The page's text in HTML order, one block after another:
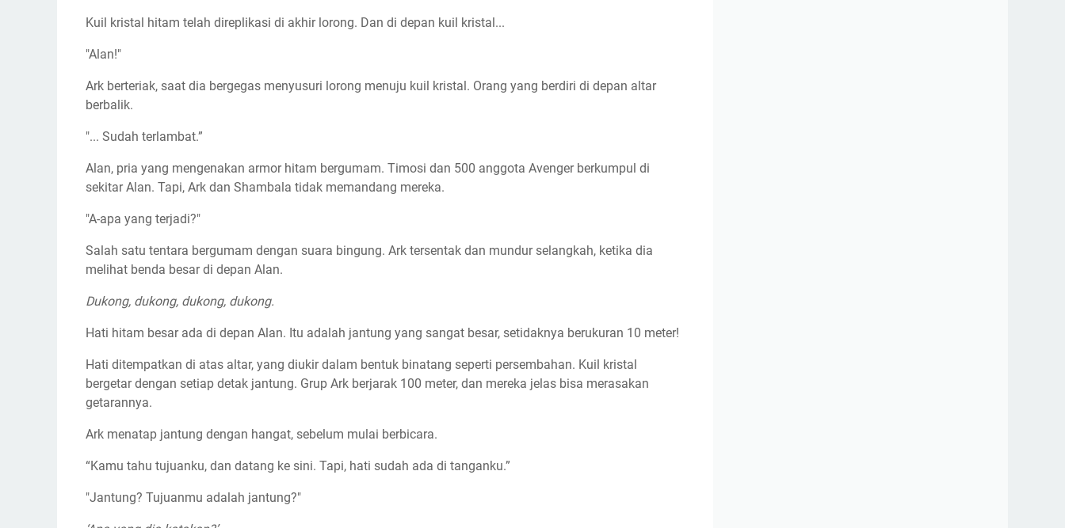
Kuil kristal hitam telah direplikasi di akhir lorong. Dan di depan kuil kristal...
"Alan!"
Ark berteriak, saat dia bergegas menyusuri lorong menuju kuil kristal. Orang yang berdiri di depan altar
berbalik.
"... Sudah terlambat.”
Alan, pria yang mengenakan armor hitam bergumam. Timosi dan 500 anggota Avenger berkumpul di
sekitar Alan. Tapi, Ark dan Shambala tidak memandang mereka.
"A-apa yang terjadi?"
Salah satu tentara bergumam dengan suara bingung. Ark tersentak dan mundur selangkah, ketika dia
melihat benda besar di depan Alan.
Dukong, dukong, dukong, dukong.
Hati hitam besar ada di depan Alan. Itu adalah jantung yang sangat besar, setidaknya berukuran 10 meter!
Hati ditempatkan di atas altar, yang diukir dalam bentuk binatang seperti persembahan. Kuil kristal
bergetar dengan setiap detak jantung. Grup Ark berjarak 100 meter, dan mereka jelas bisa merasakan
getarannya.
Ark menatap jantung dengan hangat, sebelum mulai berbicara.
“Kamu tahu tujuanku, dan datang ke sini. Tapi, hati sudah ada di tanganku.”
"Jantung? Tujuanmu adalah jantung?"